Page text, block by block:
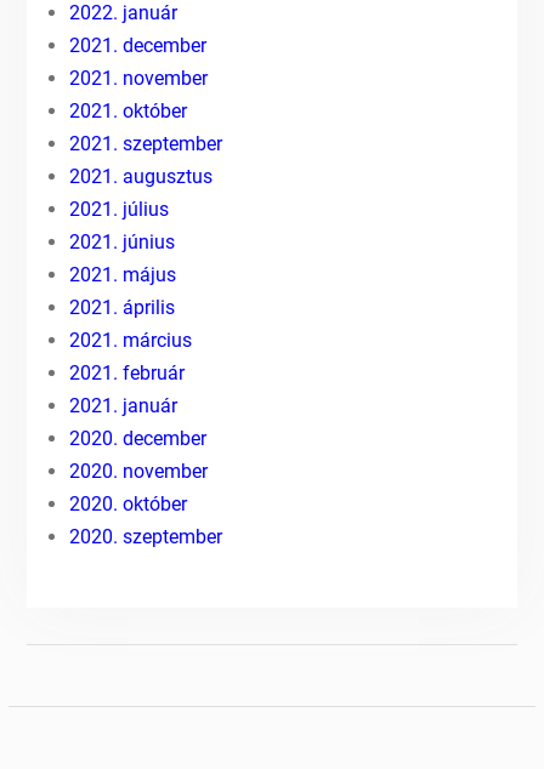
2022. január
2021. december
2021. november
2021. október
2021. szeptember
2021. augusztus
2021. július
2021. június
2021. május
2021. április
2021. március
2021. február
2021. január
2020. december
2020. november
2020. október
2020. szeptember